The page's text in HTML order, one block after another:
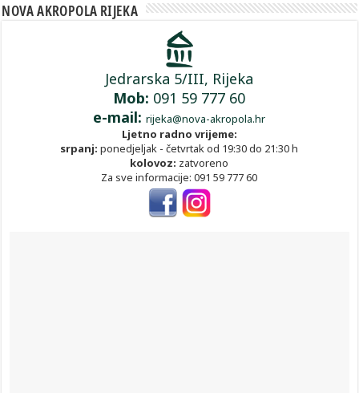
NOVA AKROPOLA RIJEKA
Jedrarska 5/III, Rijeka
Mob: 091 59 777 60
e-mail: rijeka@nova-akropola.hr
Ljetno radno vrijeme:
srpanj: ponedjeljak - četvrtak od 19:30 do 21:30 h
kolovoz: zatvoreno
Za sve informacije: 091 59 777 60